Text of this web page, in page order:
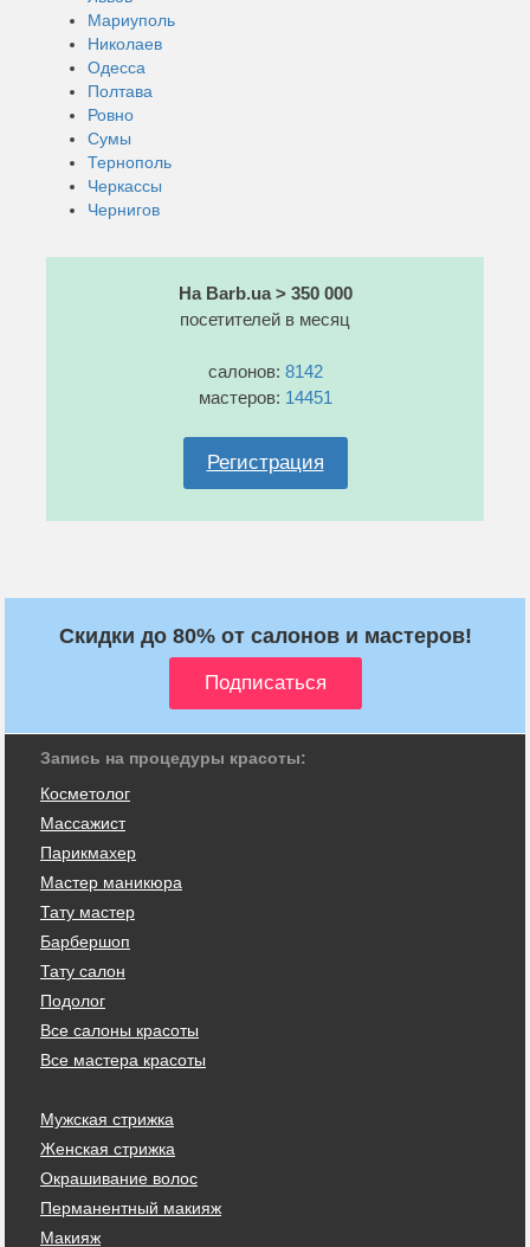
Мариуполь
Николаев
Одесса
Полтава
Ровно
Сумы
Тернополь
Черкассы
Чернигов
На Barb.ua > 350 000
посетителей в месяц
салонов: 8142
мастеров: 14451
Регистрация
Скидки до 80% от салонов и мастеров!
Запись на процедуры красоты:
Косметолог
Массажист
Парикмахер
Мастер маникюра
Тату мастер
Барбершоп
Тату салон
Подолог
Все салоны красоты
Все мастера красоты
Мужская стрижка
Женская стрижка
Окрашивание волос
Перманентный макияж
Макияж